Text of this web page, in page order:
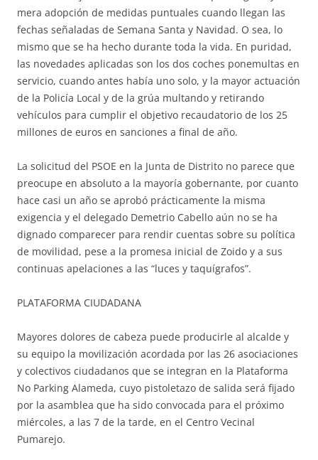
mera adopción de medidas puntuales cuando llegan las
fechas señaladas de Semana Santa y Navidad. O sea, lo
mismo que se ha hecho durante toda la vida. En puridad,
las novedades aplicadas son los dos coches ponemultas en
servicio, cuando antes había uno solo, y la mayor actuación
de la Policía Local y de la grúa multando y retirando
vehículos para cumplir el objetivo recaudatorio de los 25
millones de euros en sanciones a final de año.
La solicitud del PSOE en la Junta de Distrito no parece que
preocupe en absoluto a la mayoría gobernante, por cuanto
hace casi un año se aprobó prácticamente la misma
exigencia y el delegado Demetrio Cabello aún no se ha
dignado comparecer para rendir cuentas sobre su política
de movilidad, pese a la promesa inicial de Zoido y a sus
continuas apelaciones a las “luces y taquígrafos”.
PLATAFORMA CIUDADANA
Mayores dolores de cabeza puede producirle al alcalde y
su equipo la movilización acordada por las 26 asociaciones
y colectivos ciudadanos que se integran en la Plataforma
No Parking Alameda, cuyo pistoletazo de salida será fijado
por la asamblea que ha sido convocada para el próximo
miércoles, a las 7 de la tarde, en el Centro Vecinal
Pumarejo.